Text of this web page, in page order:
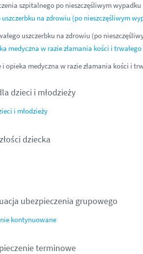
szpitalnego po nieszczęśliwym wypadku
na zdrowiu (po nieszczęśliwym
uszczerbku na zdrowiu (po
medyczna w razie złamania kości i
opieka medyczna w razie złamania kości i
dzieci i młodzieży
i młodzieży
dziecka
ubezpieczenia grupowego
kontynuowane
terminowe